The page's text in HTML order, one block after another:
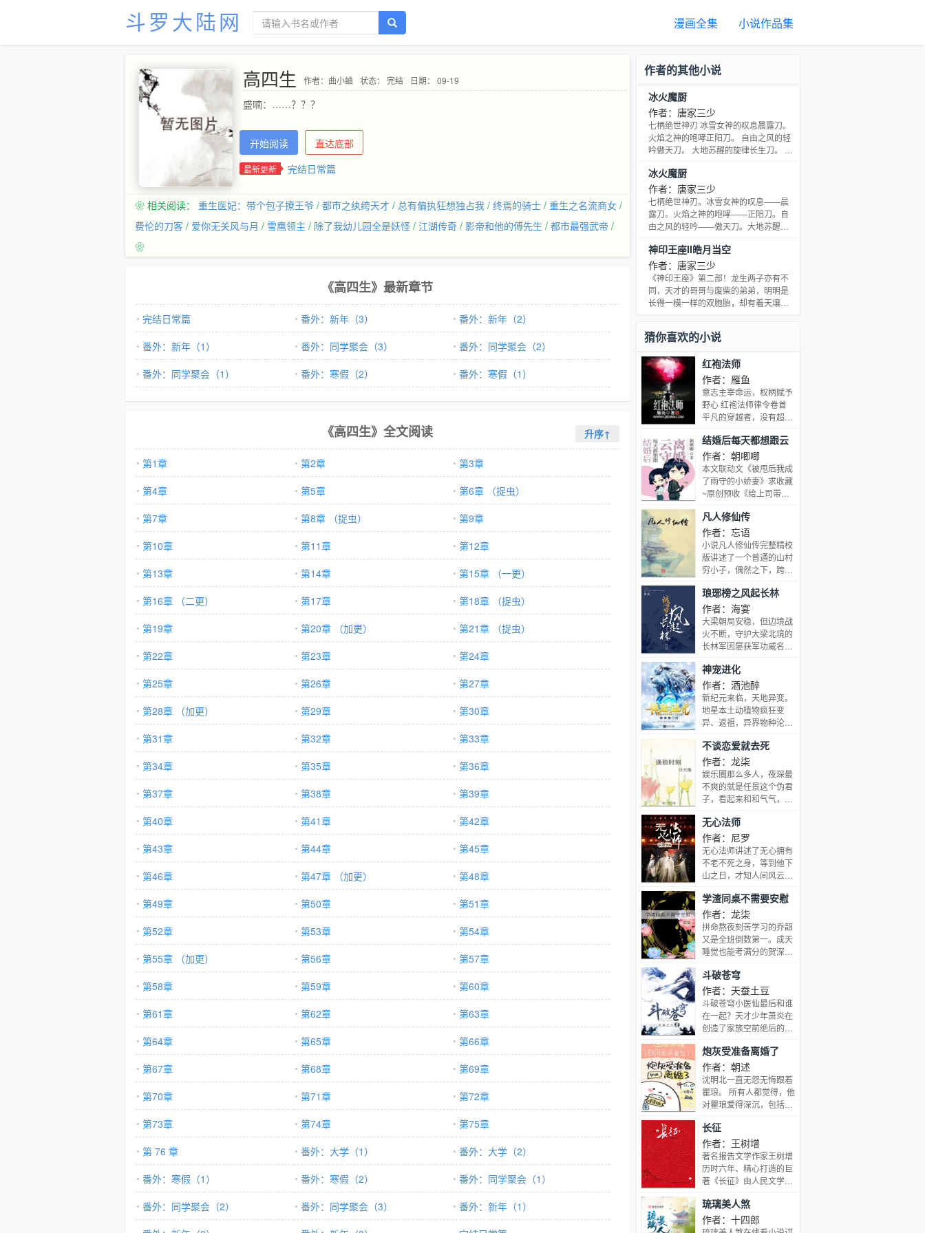
斗罗大陆网 漫画全集 小说作品集
高四生 作者：曲小蛐 状态： 完结 日期： 09-19
盛喃：……？？？
开始阅读 直达底部
最新更新 完结日常篇
❀ 相关阅读： 重生医妃：带个包子撩王爷 / 都市之纨绔天才 / 总有偏执狂想独占我 / 终焉的骑士 / 重生之名流商女 /
费伦的刀客 / 爱你无关风与月 / 雪鹰领主 / 除了我幼儿园全是妖怪 / 江湖传奇 / 影帝和他的傅先生 / 都市最强武帝 /
❀
《高四生》最新章节
完结日常篇 番外：新年（3）
番外：新年（2）
番外：新年（1）
番外：同学聚会（3）
番外：同学聚会（2）
番外：同学聚会（1）
番外：寒假（2） 番外：寒假（1）
《高四生》全文阅读 升序↑
第1章 第2章
第3章
第4章
第5章
第6章 （捉虫）
第7章
第8章 （捉虫）
第9章
第10章
第11章
第12章
第13章
第14章
第15章 （一更）
第16章 （二更）
第17章
第18章 （捉虫）
第19章
第20章 （加更）
第21章 （捉虫）
第22章
第23章
第24章
第25章
第26章
第27章
第28章 （加更）
第29章
第30章
第31章
第32章
第33章
第34章
第35章
第36章
第37章
第38章
第39章
第40章
第41章
第42章
第43章
第44章
第45章
第46章
第47章 （加更）
第48章
第49章
第50章
第51章
第52章
第53章
第54章
第55章 （加更）
第56章
第57章
第58章
第59章
第60章
第61章
第62章
第63章
第64章
第65章
第66章
第67章
第68章
第69章
第70章
第71章
第72章
第73章
第74章
第75章
第 76 章
番外：大学（1）
番外：大学（2）
番外：寒假（1）
番外：寒假（2）
番外：同学聚会（1）
番外：同学聚会（2）
番外：同学聚会（3）
番外：新年（1）
作者的其他小说
冰火魔厨
作者：唐家三少
七柄绝世神刃 冰雪女神的叹息晨露刀。
火焰之神的咆哮正阳刀。 自由之风的轻
吟傲天刀。 大地苏醒的旋律长生刀。 神
圣耀刀。 永世地狱的诅咒噬魔刀。 这是
七柄神刀，也是七柄拥有着冰、火、
风、土、空间、光明、黑暗的魔法杖。
最重要的，它们还是主角的菜刀。
冰火魔厨
作者：唐家三少
七柄绝世神刃。冰雪女神的叹息——晨
露刀。火焰之神的咆哮——正阳刀。自
由之风的轻吟——傲天刀。大地苏醒的
璇玑刀。贯通天地的曙光——圣耀刀。
永世地狱的诅咒——噬魔刀。这是七柄
神刀，也是七柄拥有着冰、火、风、
土、空间、光明、黑暗的魔法杖。最重
要的，它们还是主角的——菜刀。
神印王座II皓月当空
作者：唐家三少
《神印王座》第二部！龙生两子亦有不
同，天才的哥哥与废柴的弟弟，明明是
长得一模一样的双胞胎，却有着天壤之
空。
猜你喜欢的小说
红袍法师
作者：雁鱼
意志主宰命运，权柄赋予
野心 红袍法师律令卷首
平凡的穿越者，没有超人
野心，混迹莫测的高魔世
界，只求平安无忧。 无奈
身不由主，他进入了红袍
法师会。 臭名昭著，以凶
残与阴暗闻名大陆的黑暗
残酷如同蛊盆般的淘汰，
就只有悲惨的死去，沦为
各类邪恶魔法的实验品。
他是否还能够如他所愿地
生存下去？ 一个dnd外行
人瞎编的伪dndYY，请理
智对待。 由于缺少经验，
前期情节安排失误，吸引
力不足，坚持阅读会有惊
喜。
结婚后每天都想跟云
守离婚
作者：朝唧唧
本文联动文《被甩后我成
了雨守的小娇妻》求收藏
~原创预收《给上司带球
收藏~ 我叫樱田杏实，今
年27岁，职业是秘书。
我的老板，是Mafia组织
彭格列的最强守护者，也
是风纪财团的创立者，
当了九年的秘书之后，我
厌倦了这种生活，跟老板
提出了辞职。 辞职的理由
我都想好了：我妈觉得我
年纪不小了，该回家结婚
了。工作让我完全没有自
己的时间，所以我决定辞
职。 听了我的理由，我老
板很冷漠地点头：哦，
好。 我就知道这狗男人没
有心。 结果第二天早上我
去上班，却看到老板眼底
发青。 他最信任的部下草
壁惊恐地问道：恭先生，
你昨晚没睡觉吗？ 我比草
壁还要惊恐地问道：什
么？老板你还需要睡觉
吗？ 我老板盯着我看了半
天，问我：你说你要辞职
结婚？ 我点头：嗯，实不
相瞒我今晚就有个相亲局
所以你有事儿别找我了。
要辞职的人就是豪横，嘻
嘻！ 然后我就听到我老板
婚。 ？ ？？ ？？？ 正好
路过的我老板的老板：云
雀前辈，你是突然疯了
吗！！！ Nice吐槽啊
boss的boss！不愧是彭
喜极而泣：恭先生终于有
人要了！ 大哥你搞清楚不
是我要他是他非要我啊！
我老板面色冷酷：走吧，
去区役所，填婚姻届。 老
婚而像是要去鲨人啊！ 直
到从区役所出来，被老板
拎上车，我都瑟瑟发抖不
知所措。 说好三年又三
年，三年之后又三年，这
怎么还把我一辈子都搭进
去了呢！
凡人修仙传
作者：忘语
小说凡人修仙传完整精校
版讲述了一个普通的山村
穷小子，偶然之下，跨入
资质平庸，但依靠自身努
力和合理算计最后修炼成
仙的故事。
琅琊榜之风起长林
作者：海宴
大梁朝局安稳，但边境战
火不断，守护大梁北境的
长林军因屡获军功威名赫
中隐隐掀起猜忌防范的暗
潮 一次北境大战中，长林
世子萧平章面对军需补给
中断的困局，浴血守城身
负重伤。次子萧平旌闻讯
肩负起查案的责任。随着
一步步抽丝剥茧，却发现
疑团更甚。真相未明，已
是危局重重，京城大疫、
东海之乱、异国皇储帝都
遇刺，琅琊榜上的高手纷
纷卷入阴谋甚至大梁平稳
数十年的朝局，都将覆
灭？ 长林一脉本有琅琊风
骨，但因放不下护国重
任，步上一条铁血淬炼的
路，这一路最危险的敌
人，不是来自战场，而是
人心。
神宠进化
作者：酒池醉
新纪元来临，天地异变。
地星本土动植物疯狂变
异、返祖，异界物种沦落
生一种全新的职业御使。
收服怪物，培养怪物，训
练怪物，这就是御使。 一
个怀揣着梦想的少年懵懵
憧憧的被一脚踢入这个黄
条泥鳅，我也能将他进化
成一只翱翔九天的真龙。
---------------------------------
---------- 致敬《宠魅》、
《神奇宝贝》、《数码宝
贝》，致敬我们每个人都
有过的神宠梦。这是一本
纯粹的宠物文。
不谈恋爱就去死
作者：龙柒
娱乐圈那么多人，夜琛最
不爽的就是任景这个伪君
子，看起来和和气气，其
都不能听。然后有一天，
夜琛喝大了，醒来后，旁
边躺着光溜溜的任大影
帝。夜琛表示：“MMP，
让狗啃了！”本以为此事
里蹦出一个声音：“日常
任务：亲吻任景，完成后
奖励生存点：1。”“友情提
示：生存点低于1将被收
回生命。”夜琛：！！！
无心法师
作者：尼罗
无心法师讲述了无心拥有
不老不死之身，等到他下
山之日，才知人间风云变
无心遇到了逃婚出门的姑
娘月牙，两人为了求生，
搭伴去军阀顾大人家捉
鬼，结果不慎触动机关，
放出了封印百年的妖人岳
双方展开了残酷的斗争与
追逐，最后岳绮罗设计害
死了无心所爱的月牙，无
心悲愤难言，拼死重新封
印了岳绮罗，然后告别已
成为好友的顾大人，独自
离去……
学渣同桌不需要安慰
作者：龙柒
拼命熬夜刻苦学习的乔韶
又是全班倒数第一。成天
睡觉也能考满分的贺深买
桌。然后他看到了乔韶落
下的手机里弹出的信息
——爸爸：儿子不慌，考
不好没事，爸刚给你订了
辆新跑车。爷爷：孙儿不
你买了辆新游艇，快去散
散心。姥爷：外孙不哭，
考不好没事，姥爷的几十
亿家产都是你的。贺深面
无表情地把两块五一瓶的
饮料丢垃圾桶。安慰？拉
倒吧。离家出走穷得吃土
高智商攻X千宠万宠真少
爷就是考试不及格受。
斗破苍穹
作者：天蚕土豆
斗破苍穹小医仙最后和谁
在一起？天才少年萧炎在
创造了家族空前绝后的修
种种打击接踵而至。就在
他即将绝望的时候，一缕
灵魂从他手上的戒指里浮
现，一扇全新的大门在面
前开启，经过艰苦修炼并
异火，寻宝物，炼丹药，
斗魂族。最终成为斗帝，
为解开斗帝失踪之谜而前
往大千世界......
炮灰受准备离婚了
作者：朝述
沈明北一直无怨无悔跟着
瞿琅。 所有人都觉得，他
对瞿琅爱得深沉，包括瞿
然回来了。 所有人都在看
好戏，等着看沈明北和瞿
琅闹，也包括瞿琅。 沈明
北知道自己只是个炮灰，
知道自己只要耐心等待剧
直不怎么着急。 白月光终
于回来了，在瞿琅和白月
光将要复合闹上热搜的时
长征
作者：王树增
著名报告文学作家王树增
历时六年、精心打造的巨
著《长征》由人民文学出
征》从人类文明发展的高
度重新认识了长征的重要
意义，是红军长征70年以
琉璃美人煞
作者：十四郎